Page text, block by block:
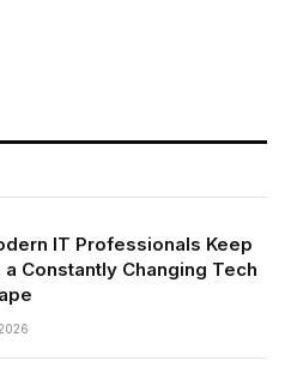
IT Professionals Keep
a Constantly Changing Tech